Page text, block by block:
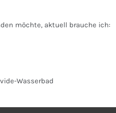
möchte, aktuell brauche ich:
Wasserbad